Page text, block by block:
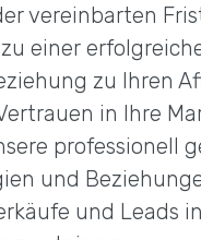
vereinbarten
einer
zu Ihren
in Ihre
professionell
und
und Leads